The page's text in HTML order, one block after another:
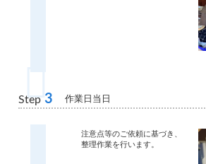
Step 3 作業日当日
注意点等のご依頼に基づき、
整理作業を行います。